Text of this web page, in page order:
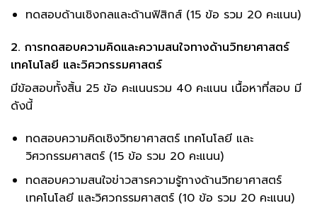
ทดสอบด้านเชิงกลและด้านฟิสิกส์ (15 ข้อ รวม 20 คะแนน)
2. การทดสอบความคิดและความสนใจทางด้านวิทยาศาสตร์
เทคโนโลยี และวิศวกรรมศาสตร์
มีข้อสอบทั้งสิ้น 25 ข้อ คะแนนรวม 40 คะแนน เนื้อหาที่สอบ มี
ดังนี้
ทดสอบความคิดเชิงวิทยาศาสตร์ เทคโนโลยี และ
วิศวกรรมศาสตร์ (15 ข้อ รวม 20 คะแนน)
ทดสอบความสนใจข่าวสารความรู้ทางด้านวิทยาศาสตร์
เทคโนโลยี และวิศวกรรมศาสตร์ (10 ข้อ รวม 20 คะแนน)